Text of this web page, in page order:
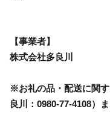
【事業者】
株式会社多良川
※お礼の品・配送に関
良川：0980-77-4108）